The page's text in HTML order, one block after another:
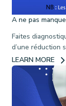
A ne pas
Faites
d’une réduction
LEARN MORE